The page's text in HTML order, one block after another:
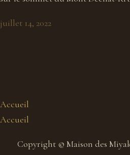
juillet 14, 2022
Accueil
Accueil
Copyright © Maison des